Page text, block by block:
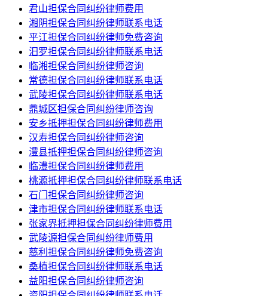
君山担保合同纠纷律师费用
湘阴担保合同纠纷律师联系电话
平江担保合同纠纷律师免费咨询
汨罗担保合同纠纷律师联系电话
临湘担保合同纠纷律师咨询
常德担保合同纠纷律师联系电话
武陵担保合同纠纷律师联系电话
鼎城区担保合同纠纷律师咨询
安乡抵押担保合同纠纷律师费用
汉寿担保合同纠纷律师咨询
澧县抵押担保合同纠纷律师咨询
临澧担保合同纠纷律师费用
桃源抵押担保合同纠纷律师联系电话
石门担保合同纠纷律师咨询
津市担保合同纠纷律师联系电话
张家界抵押担保合同纠纷律师费用
武陵源担保合同纠纷律师费用
慈利担保合同纠纷律师免费咨询
桑植担保合同纠纷律师联系电话
益阳担保合同纠纷律师咨询